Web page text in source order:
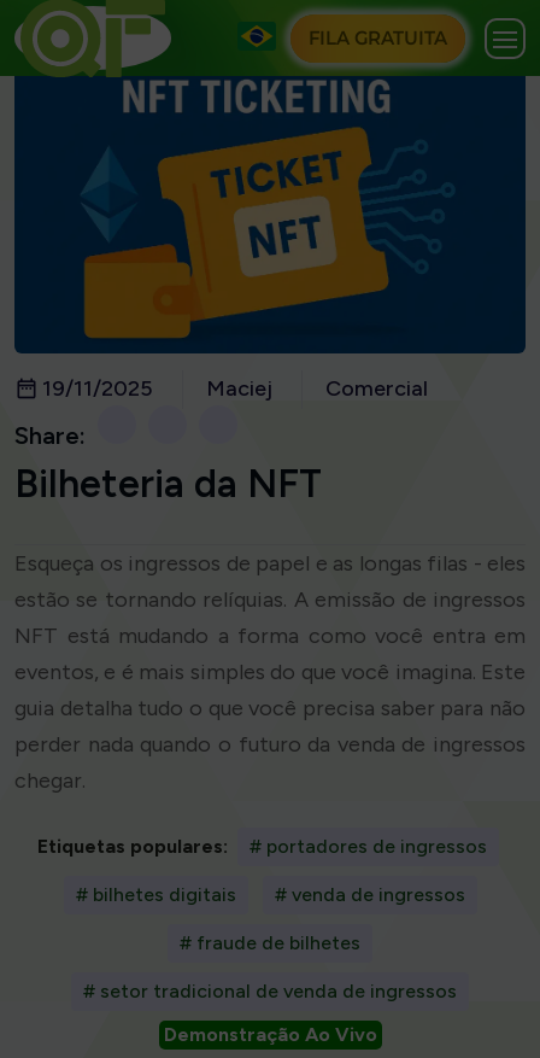
FILA GRATUITA
19/11/2025 Maciej Comercial
Share:
Bilheteria da NFT
Esqueça os ingressos de papel e as longas filas - eles
estão se tornando relíquias. A emissão de ingressos
NFT está mudando a forma como você entra em
eventos, e é mais simples do que você imagina. Este
guia detalha tudo o que você precisa saber para não
perder nada quando o futuro da venda de ingressos
chegar.
Etiquetas populares: # portadores de ingressos
# bilhetes digitais # venda de ingressos
# fraude de bilhetes
# setor tradicional de venda de ingressos
Demonstração Ao Vivo